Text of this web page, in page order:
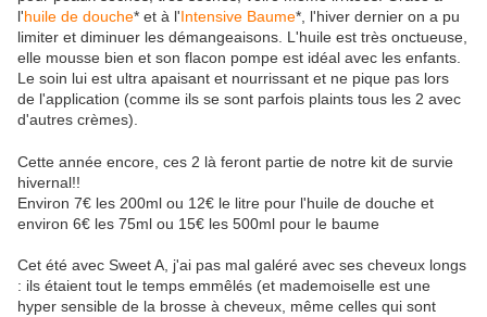
l'huile de douche* et à l'Intensive Baume*, l'hiver dernier on a pu
limiter et diminuer les démangeaisons. L'huile est très onctueuse,
elle mousse bien et son flacon pompe est idéal avec les enfants.
Le soin lui est ultra apaisant et nourrissant et ne pique pas lors
de l'application (comme ils se sont parfois plaints tous les 2 avec
d'autres crèmes).
Cette année encore, ces 2 là feront partie de notre kit de survie
hivernal!!
Environ 7€ les 200ml ou 12€ le litre pour l'huile de douche et
environ 6€ les 75ml ou 15€ les 500ml pour le baume
Cet été avec Sweet A, j'ai pas mal galéré avec ses cheveux longs
: ils étaient tout le temps emmêlés (et mademoiselle est une
hyper sensible de la brosse à cheveux, même celles qui sont